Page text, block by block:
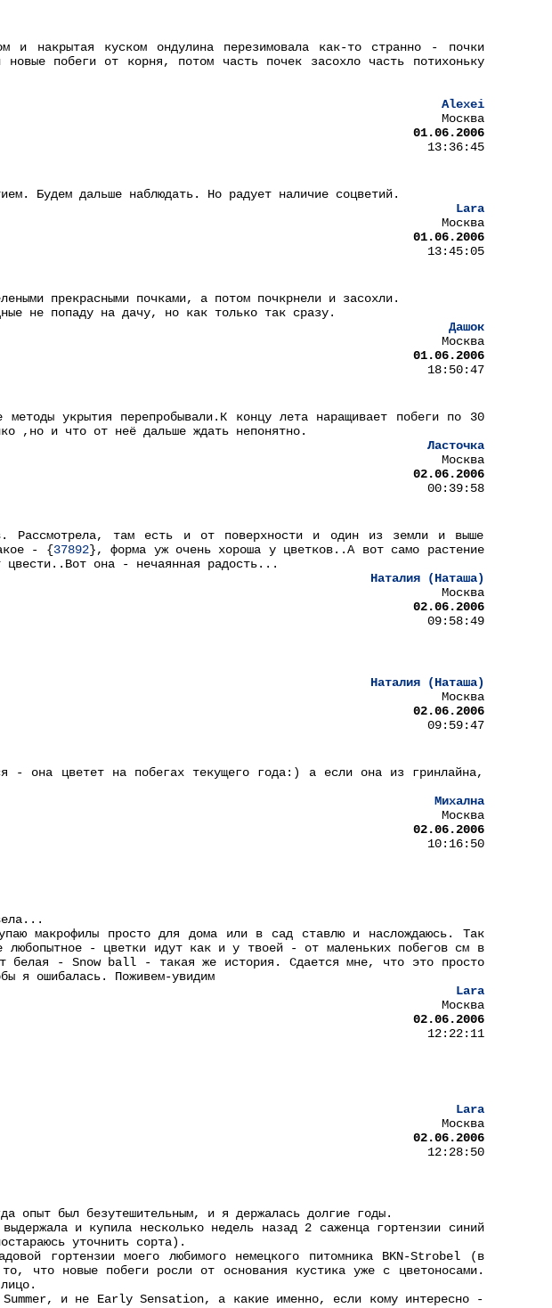
и накрытая куском ондулина перезимовала как-то странно - почки
побеги от корня, потом часть почек засохло часть потихоньку
Alexei
Москва
01.06.2006
13:36:45
Будем дальше наблюдать. Но радует наличие соцветий.
Lara
Москва
01.06.2006
13:45:05
прекрасными почками, а потом почкрнели и засохли.
не попаду на дачу, но как только так сразу.
Дашок
Москва
01.06.2006
18:50:47
укрытия перепробывали.К концу лета наращивает побеги по 30
,но и что от неё дальше ждать непонятно.
Ласточка
Москва
02.06.2006
00:39:58
Рассмотрела, там есть и от поверхности и один из земли и выше
- {37892}, форма уж очень хороша у цветков..А вот само растение
она - нечаянная радость...
Наталия (Наташа)
Москва
02.06.2006
09:58:49
Наталия (Наташа)
Москва
02.06.2006
09:59:47
- она цветет на побегах текущего года:) а если она из гринлайна,
Михална
Москва
02.06.2006
10:16:50
макрофилы просто для дома или в сад ставлю и наслождаюсь. Так
- цветки идут как и у твоей - от маленьких побегов см в
белая - Snow ball - такая же история. Сдается мне, что это просто
я ошибалась. Поживем-увидим
Lara
Москва
02.06.2006
12:22:11
Lara
Москва
02.06.2006
12:28:50
опыт был безутешительным, и я держалась долгие годы.
и купила несколько недель назад 2 саженца гортензии синий
уточнить сорта).
гортензии моего любимого немецкого питомника BKN-Strobel (в
что новые побеги росли от основания кустика уже с цветоносами.
и не Early Sensation, а какие именно, если кому интересно -